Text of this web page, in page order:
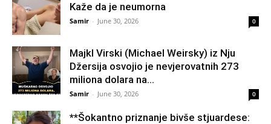
Kaže da je neumorna
Samir - June 30, 2026 0
Majkl Virski (Michael Weirsky) iz Nju
Džersija osvojio je nevjerovatnih 273
miliona dolara na...
Samir - June 30, 2026 0
**Šokantno priznanje bivše stjuardese: